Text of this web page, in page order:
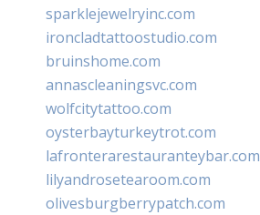
sparklejewelryinc.com
ironcladtattoostudio.com
bruinshome.com
annascleaningsvc.com
wolfcitytattoo.com
oysterbayturkeytrot.com
lafronterarestauranteybar.com
lilyandrosetearoom.com
olivesburgberrypatch.com